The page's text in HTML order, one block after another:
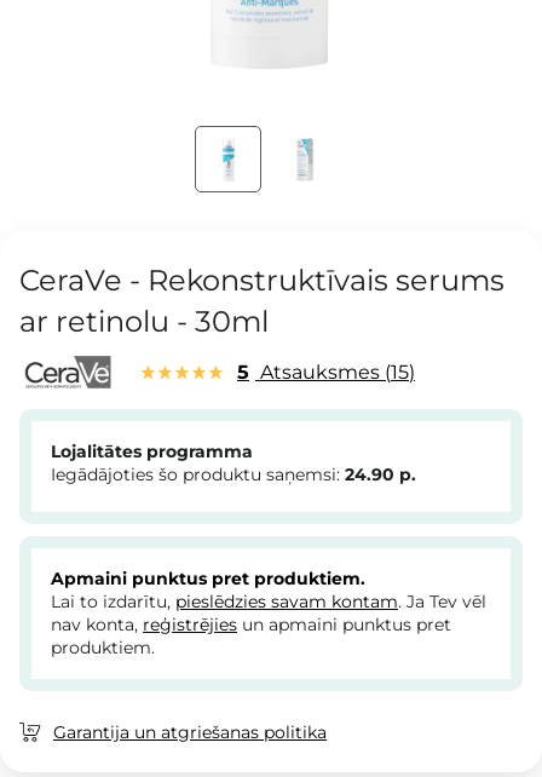
CeraVe - Rekonstruktīvais serums
ar retinolu - 30ml
5 Atsauksmes 15
Lojalitātes programma
Iegādājoties šo produktu saņemsi: 24.90 p.
Apmaini punktus pret produktiem.
Lai to izdarītu, pieslēdzies savam kontam. Ja Tev vēl
nav konta, reģistrējies un apmaini punktus pret
produktiem.
Garantija un atgriešanas politika